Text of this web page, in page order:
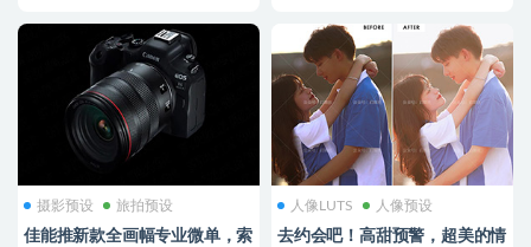
摄影预设 旅拍预设
佳能推新款全画幅专业微单，索
人像LUTS 人像预设
去约会吧！高甜预警，超美的情